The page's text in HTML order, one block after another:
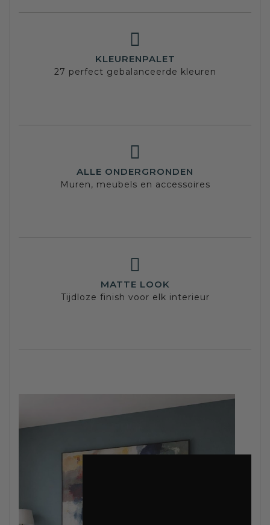
KLEURENPALET
27 perfect gebalanceerde kleuren
ALLE ONDERGRONDEN
Muren, meubels en accessoires
MATTE LOOK
Tijdloze finish voor elk interieur